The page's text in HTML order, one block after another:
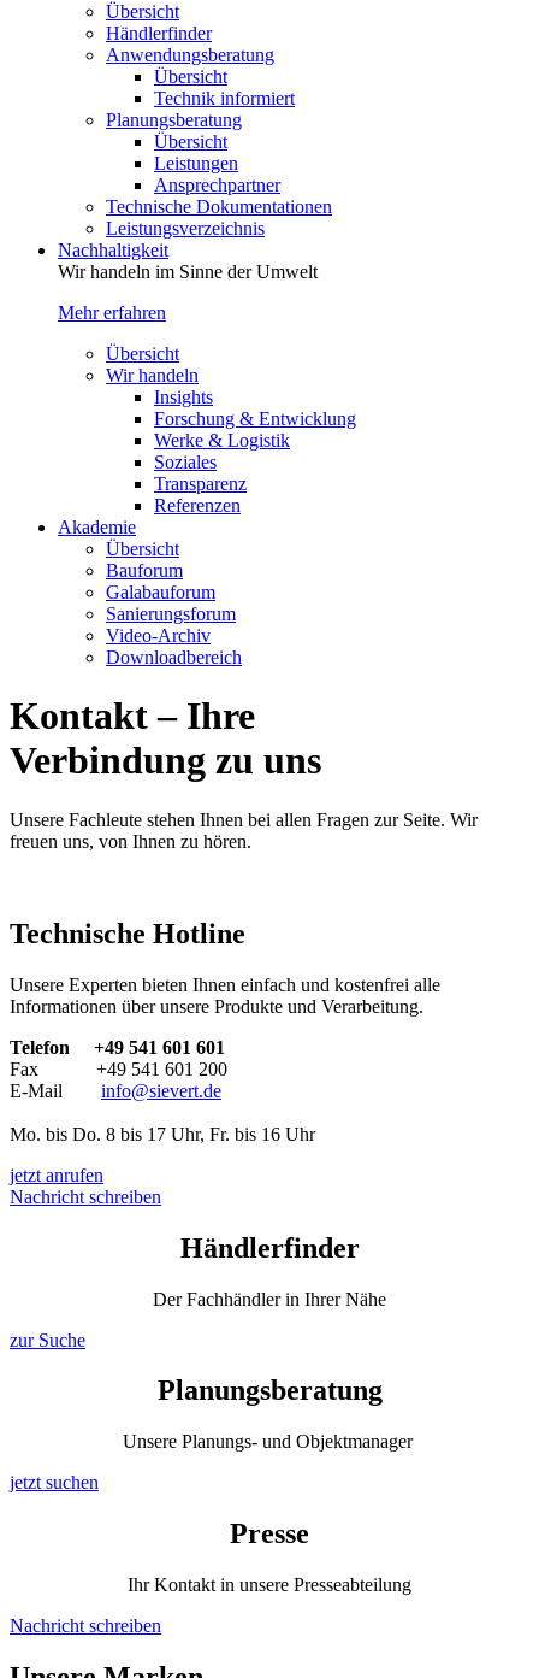
Übersicht
Händlerfinder
Anwendungsberatung
Übersicht
Technik informiert
Planungsberatung
Übersicht
Leistungen
Ansprechpartner
Technische Dokumentationen
Leistungsverzeichnis
Nachhaltigkeit
Wir handeln im Sinne der Umwelt
Mehr erfahren
Übersicht
Wir handeln
Insights
Forschung & Entwicklung
Werke & Logistik
Soziales
Transparenz
Referenzen
Akademie
Übersicht
Bauforum
Galabauforum
Sanierungsforum
Video-Archiv
Downloadbereich
Kontakt – Ihre
Verbindung zu uns
Unsere Fachleute stehen Ihnen bei allen Fragen zur Seite. Wir
freuen uns, von Ihnen zu hören.
Technische Hotline
Unsere Experten bieten Ihnen einfach und kostenfrei alle
Informationen über unsere Produkte und Verarbeitung.
Telefon +49 541 601 601
Fax +49 541 601 200
E-Mail info@sievert.de
Mo. bis Do. 8 bis 17 Uhr, Fr. bis 16 Uhr
jetzt anrufen
Nachricht schreiben
Händlerfinder
Der Fachhändler in Ihrer Nähe
zur Suche
Planungsberatung
Unsere Planungs- und Objektmanager
jetzt suchen
Presse
Ihr Kontakt in unsere Presseabteilung
Nachricht schreiben